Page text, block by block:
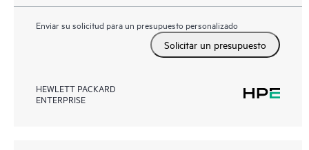
Enviar su solicitud para un presupuesto personalizado
Solicitar un presupuesto
HEWLETT PACKARD
ENTERPRISE